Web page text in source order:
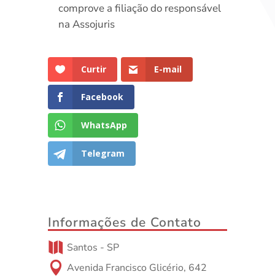
comprove a filiação do responsável
na Assojuris
Curtir E-mail
Facebook
WhatsApp
Telegram
Informações de Contato
 Santos - SP
 Avenida Francisco Glicério, 642